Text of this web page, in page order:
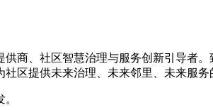
商、社区智慧治理与服务创新引导者
区提供未来治理、未来邻里、未来服务